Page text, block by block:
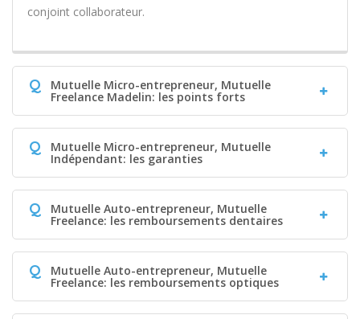
conjoint collaborateur.
Q Mutuelle Micro-entrepreneur, Mutuelle
Freelance Madelin: les points forts
Q Mutuelle Micro-entrepreneur, Mutuelle
Indépendant: les garanties
Q Mutuelle Auto-entrepreneur, Mutuelle
Freelance: les remboursements dentaires
Q Mutuelle Auto-entrepreneur, Mutuelle
Freelance: les remboursements optiques